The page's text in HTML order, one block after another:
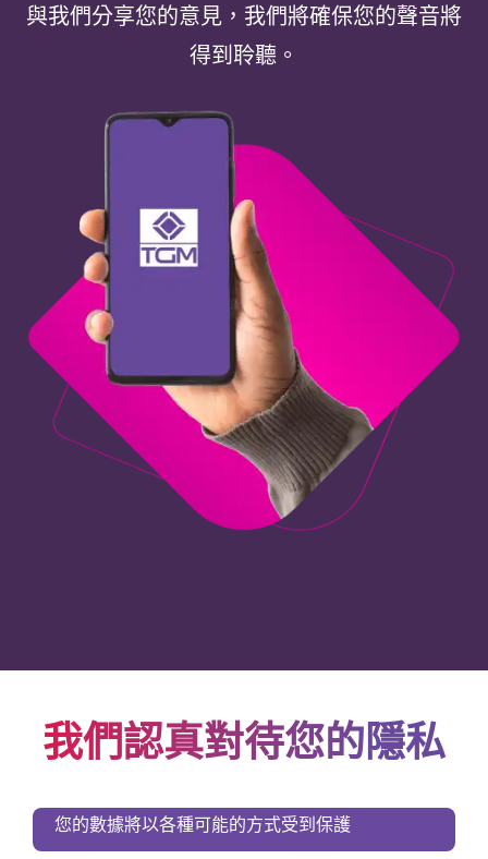
與我們分享您的意見，我們將確保您的聲音將
得到聆聽。
我們認真對待您的隱私
您的數據將以各種可能的方式受到保護